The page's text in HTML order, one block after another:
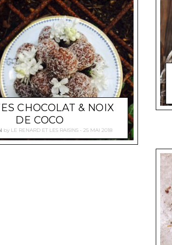
CHOCOLAT & NOIX
DE COCO
by LE RENARD ET LES RAISINS 25 MAI 2018